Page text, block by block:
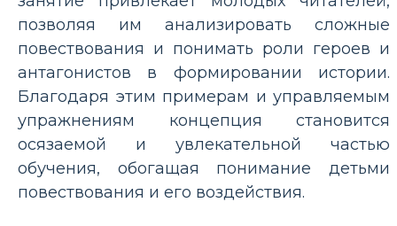
позволяя им анализировать сложные
повествования и понимать роли героев и
антагонистов в формировании истории.
Благодаря этим примерам и управляемым
упражнениям концепция становится
осязаемой и увлекательной частью
обучения, обогащая понимание детьми
повествования и его воздействия.